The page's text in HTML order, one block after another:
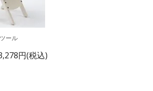
ール
円(税込)